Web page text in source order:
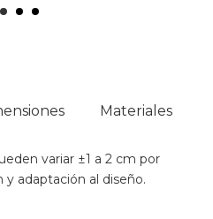
Materiales
variar ±1 a 2 cm por
y adaptación al diseño.